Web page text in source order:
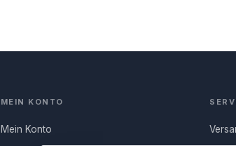
MEIN KONTO
Mein Konto